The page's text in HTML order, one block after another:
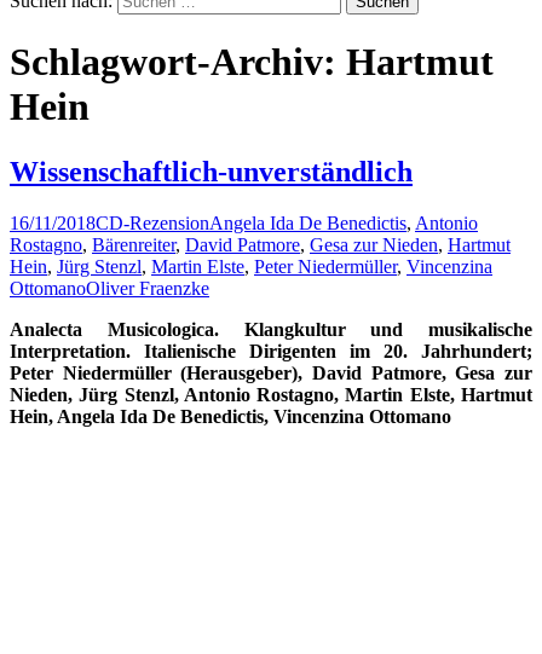
Schlagwort-Archiv: Hartmut
Hein
Wissenschaftlich-unverständlich
16/11/2018CD-RezensionAngela Ida De Benedictis, Antonio
Rostagno, Bärenreiter, David Patmore, Gesa zur Nieden, Hartmut
Hein, Jürg Stenzl, Martin Elste, Peter Niedermüller, Vincenzina
OttomanoOliver Fraenzke
Analecta Musicologica. Klangkultur und musikalische
Interpretation. Italienische Dirigenten im 20. Jahrhundert;
Peter Niedermüller (Herausgeber), David Patmore, Gesa zur
Nieden, Jürg Stenzl, Antonio Rostagno, Martin Elste, Hartmut
Hein, Angela Ida De Benedictis, Vincenzina Ottomano